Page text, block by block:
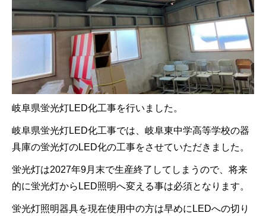
岐阜県蛍光灯LED化工事を行いました。
岐阜県蛍光灯LED化工事では、岐阜東中学高等学校の器
具庫の蛍光灯のLED化の工事をさせていただきました。
蛍光灯は2027年9月末で生産終了してしまうので、将来
的に蛍光灯からLED照明へ変える事は必須となります。
蛍光灯照明器具を現在使用中の方は早めにLEDへの切り